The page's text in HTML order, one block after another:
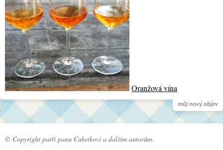
můj nový objev
Oranžová vína
© Copyright patří panu Cuketkovi a dalším autorům.